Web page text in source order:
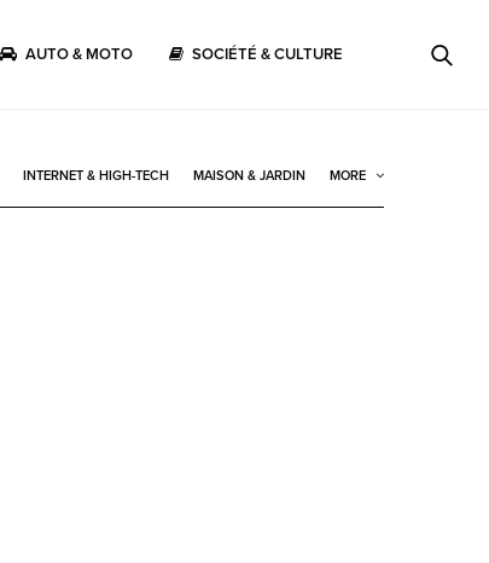
AUTO & MOTO SOCIÉTÉ & CULTURE
INTERNET & HIGH-TECH MAISON & JARDIN MORE